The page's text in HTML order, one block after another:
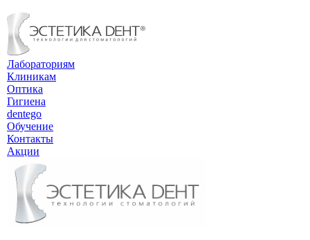
Лабораториям
Клиникам
Оптика
Гигиена
dentego
Обучение
Контакты
Акции